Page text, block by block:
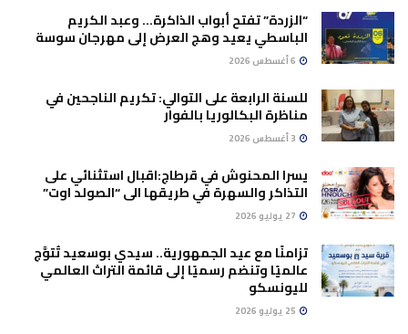
“الزردة” تفتح أبواب الذاكرة… وعبد الكريم
الباسطي يعيد وهج العرض إلى مهرجان سوسة
للسنة الرابعة على التوالي: تكريم الناجحين في
مناظرة البكالوريا بالفوار
يسرا المحنوش في قرطاج:اقبال استثنائي على
التذاكر والسهرة في طريقها الى “الصولد اوت”
تزامنًا مع عيد الجمهورية.. سيدي بوسعيد تُتوَّج
عالميًا وتنضم رسميًا إلى قائمة التراث العالمي
لليونسكو